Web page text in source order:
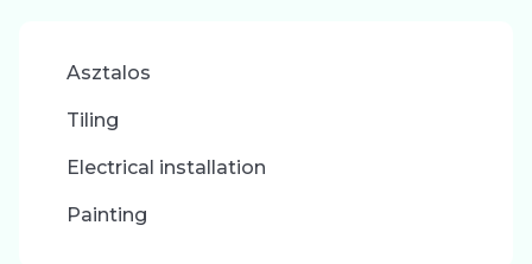
Asztalos
Tiling
Electrical installation
Painting